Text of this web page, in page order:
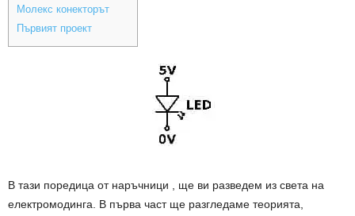
Молекс конекторът
Първият проект
В тази поредица от наръчници , ще ви разведем из света на
електромодинга. В първа част ще разгледаме теорията,